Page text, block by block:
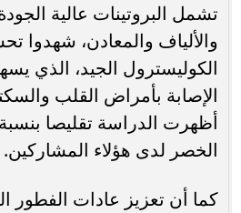
تشمل البروتينات عالية
والألياف والمعادن، شهدوا
الكوليسترول الجيد، الذي
الإصابة بأمراض القلب
الخصر لدى هؤلاء المشاركين.
كما أن تعزيز عادات الفطور